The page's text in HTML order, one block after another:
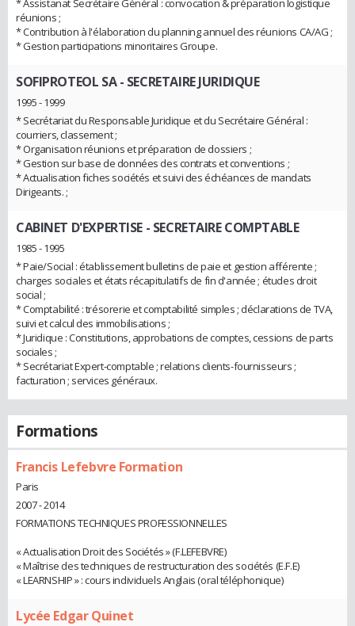
* Assistanat Secrétaire Général : convocation & préparation logistique
réunions ;
* Contribution à l'élaboration du planning annuel des réunions CA/AG ;
* Gestion participations minoritaires Groupe.
SOFIPROTEOL SA- SECRETAIRE JURIDIQUE
1995 - 1999
* Secrétariat du Responsable Juridique et du Secrétaire Général :
courriers, classement ;
* Organisation réunions et préparation de dossiers ;
* Gestion sur base de données des contrats et conventions ;
* Actualisation fiches sociétés et suivi des échéances de mandats
Dirigeants. ;
CABINET D'EXPERTISE - SECRETAIRE COMPTABLE
1985 - 1995
* Paie/Social : établissement bulletins de paie et gestion afférente ;
charges sociales et états récapitulatifs de fin d'année ; études droit
social ;
* Comptabilité : trésorerie et comptabilité simples ; déclarations de TVA,
suivi et calcul des immobilisations ;
* Juridique : Constitutions, approbations de comptes, cessions de parts
sociales ;
* Secrétariat Expert-comptable ; relations clients-fournisseurs ;
facturation ; services généraux.
Formations
Francis Lefebvre Formation
Paris
2007 - 2014
FORMATIONS TECHNIQUES PROFESSIONNELLES
« Actualisation Droit des Sociétés » (F.LEFEBVRE)
« Maîtrise des techniques de restructuration des sociétés (E.F.E)
« LEARNSHIP » : cours individuels Anglais (oral téléphonique)
Lycée Edgar Quinet